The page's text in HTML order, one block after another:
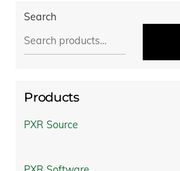
Search
Products
PXR Source